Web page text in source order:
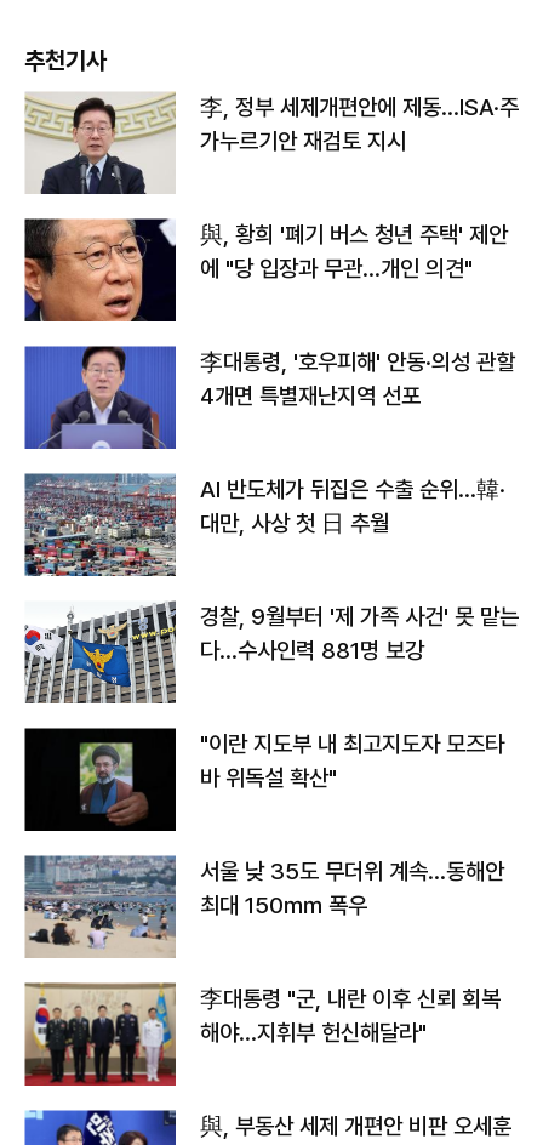
추천기사
李, 정부 세제개편안에 제동…ISA·주
가누르기안 재검토 지시
與, 황희 '폐기 버스 청년 주택' 제안
에 "당 입장과 무관…개인 의견"
李대통령, '호우피해' 안동·의성 관할
4개면 특별재난지역 선포
AI 반도체가 뒤집은 수출 순위…韓·
대만, 사상 첫 日 추월
경찰, 9월부터 '제 가족 사건' 못 맡는
다…수사인력 881명 보강
"이란 지도부 내 최고지도자 모즈타
바 위독설 확산"
서울 낮 35도 무더위 계속…동해안
최대 150㎜ 폭우
李대통령 "군, 내란 이후 신뢰 회복
해야…지휘부 헌신해달라"
與, 부동산 세제 개편안 비판 오세훈